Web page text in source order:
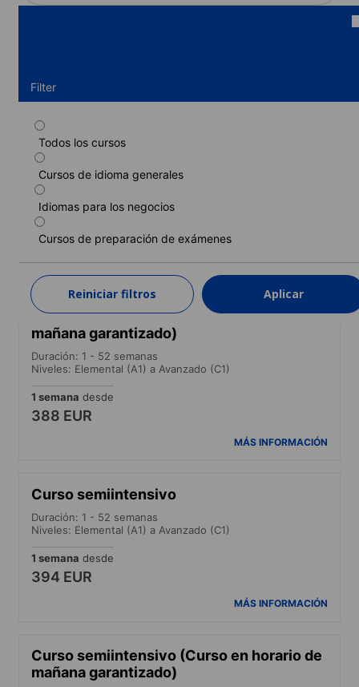
Filter
Todos los cursos
Cursos de idioma generales
Idiomas para los negocios
Cursos de preparación de exámenes
Reiniciar filtros Aplicar
Curso estándar
Duración: 1 - 52 semanas
Niveles: Elemental (A1) a Avanzado (C1)
1 semana
375 EUR
MÁS INFORMACIÓN
Curso estándar (Curso en horario de
mañana garantizado)
Duración: 1 - 52 semanas
Niveles: Elemental (A1) a Avanzado (C1)
1 semana desde
388 EUR
MÁS INFORMACIÓN
Curso semiintensivo
Duración: 1 - 52 semanas
Niveles: Elemental (A1) a Avanzado (C1)
1 semana desde
394 EUR
MÁS INFORMACIÓN
Curso semiintensivo (Curso en horario de
mañana garantizado)